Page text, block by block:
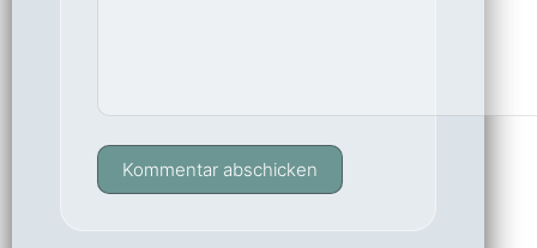
Kommentar abschicken